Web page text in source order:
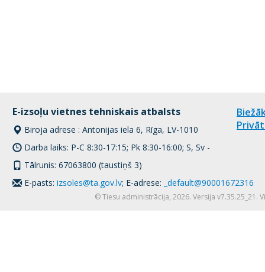
E-izsoļu vietnes tehniskais atbalsts
Biroja adrese : Antonijas iela 6, Rīga, LV-1010
Darba laiks: P-C 8:30-17:15; Pk 8:30-16:00; S, Sv -
Tālrunis: 67063800 (taustiņš 3)
E-pasts: izsoles@ta.gov.lv; E-adrese: _default@90001672316
© Tiesu administrācija, 2026. Versija